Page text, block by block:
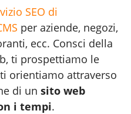
SEO di
per aziende, negozi,
ecc. Consci della
ti prospettiamo le
orientiamo attraverso
di un sito web
i tempi.